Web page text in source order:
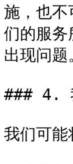
施，也不
们的服务
出现问题
### 4.
我们可能